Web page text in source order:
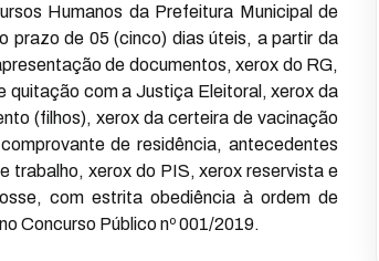
Humanos da Prefeitura Municipal de
prazo de 05 (cinco) dias úteis, a partir da
de documentos, xerox do RG,
quitação com a Justiça Eleitoral, xerox da
(filhos), xerox da certeira de vacinação
de residência, antecedentes
trabalho, xerox do PIS, xerox reservista e
com estrita obediência à ordem de
Concurso Público nº 001/2019.